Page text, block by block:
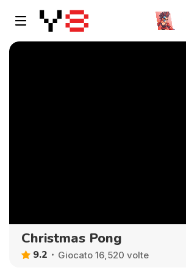
Christmas Pong
9.2 Giocato 16,520 volte